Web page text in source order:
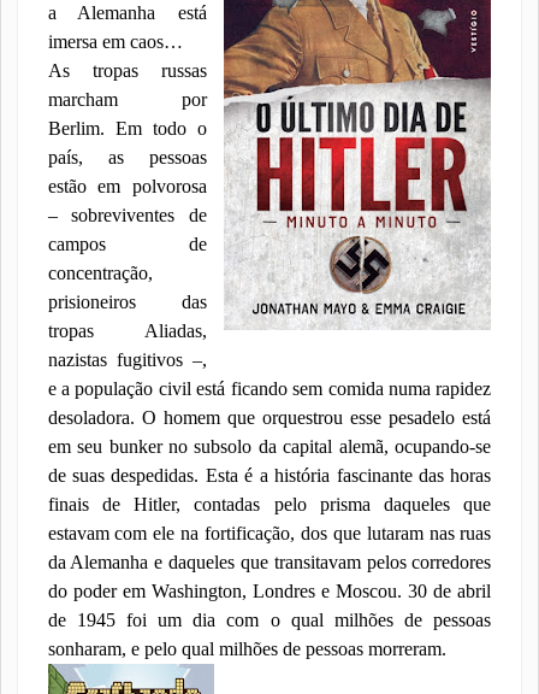
a Alemanha está
imersa em caos…
As tropas russas
marcham por
Berlim. Em todo o
país, as pessoas
estão em polvorosa
– sobreviventes de
campos de
concentração,
prisioneiros das
tropas Aliadas,
nazistas fugitivos –,
e a população civil está ficando sem comida numa rapidez
desoladora. O homem que orquestrou esse pesadelo está
em seu bunker no subsolo da capital alemã, ocupando-se
de suas despedidas. Esta é a história fascinante das horas
finais de Hitler, contadas pelo prisma daqueles que
estavam com ele na fortificação, dos que lutaram nas ruas
da Alemanha e daqueles que transitavam pelos corredores
do poder em Washington, Londres e Moscou. 30 de abril
de 1945 foi um dia com o qual milhões de pessoas
sonharam, e pelo qual milhões de pessoas morreram.